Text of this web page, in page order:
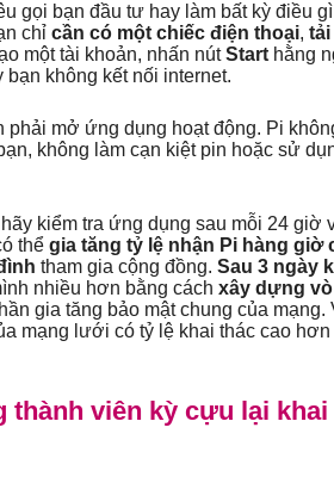
gọi bạn đầu tư hay làm bất kỳ điều
chỉ cần có một chiếc điện thoại, tải
một tài khoản, nhấn nútStart hằng
bạn không kết nối internet.
phải mở ứng dụng hoạt động. Pi
không làm cạn kiệt pin hoặc sử
kiểm tra ứng dụng sau mỗi 24 giờ
thể gia tăng tỷ lệ nhận Pi hàng giờ
tham gia cộng đồng. Sau 3 ngày
nhiều hơn bằng cách xây dựng
gia tăng bảo mật chung của
mạng lưới có tỷ lệ khai thác cao
thành viên kỳ cựu lại